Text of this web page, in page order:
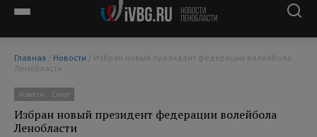
Главная / Новости
Ленобласти
Новости Спорт
Избран новый президент федерации волейбола
Ленобласти